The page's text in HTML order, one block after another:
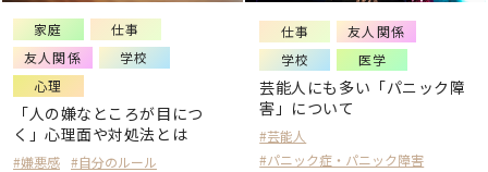
家庭
仕事
友人関係
学校
心理
「人の嫌なところが目につ
く」心理面や対処法とは
#嫌悪感 #自分のルール
仕事
友人関係
学校
医学
芸能人にも多い「パニック障
害」について
#芸能人
#パニック症・パニック障害